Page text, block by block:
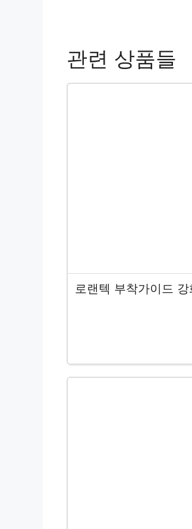
관련 상품들
로랜텍 부착가이드